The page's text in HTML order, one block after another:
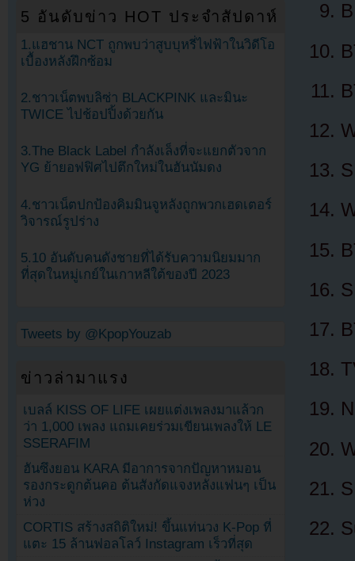
5 อันดับข่าว HOT ประจำสัปดาห์
1.แฮชาน NCT ถูกพบว่าสูบบุหรี่ไฟฟ้าในวิดีโอ
เบื้องหลังฝึกซ้อม
2.ชาวเน็ตพบลิซ่า BLACKPINK และมินะ
TWICE ไปช้อปปิ้งด้วยกัน
3.The Black Label กำลังเล็งที่จะแยกตัวจาก
YG ย้ายอฟฟิศไปตึกใหม่ในฮันนัมดง
4.ชาวเน็ตปกป้องคิมมินจูหลังถูกพวกเฮดเตอร์
วิจารณ์รูปร่าง
5.10 อันดับคนดังชายที่ได้รับความนิยมมาก
ที่สุดในหมู่เกย์ในเกาหลีใต้ของปี 2023
Tweets by @KpopYouzab
ข่าวล่ามาแรง
เบลล์ KISS OF LIFE เผยแต่งเพลงมาแล้วก
ว่า 1,000 เพลง แถมเคยร่วมเขียนเพลงให้ LE
SSERAFIM
ฮันซึงยอน KARA มีอาการจากปัญหาหมอน
รองกระดูกต้นคอ ต้นสังกัดแจงหลังแฟนๆ เป็น
ห่วง
CORTIS สร้างสถิติใหม่! ขึ้นแท่นวง K-Pop ที่
แตะ 15 ล้านฟอลโลว์ Instagram เร็วที่สุด